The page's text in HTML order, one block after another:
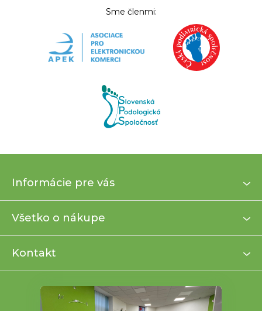
Sme členmi:
p
t
Informácie pre vás
Všetko o nákupe
Kontakt